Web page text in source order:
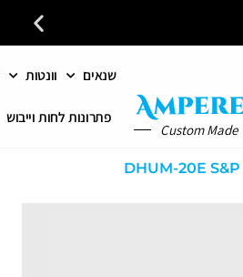
Custom Made
שנאים וונטות
פתרונות לחות וייבוש